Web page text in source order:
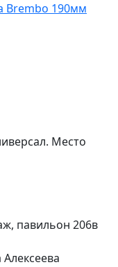
Brembo 190мм
Место
павильон 206в
Алексеева